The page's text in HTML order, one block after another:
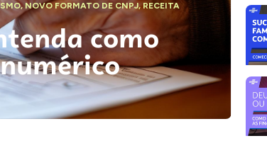
,NOVO FORMATO DE CNPJ,RECEITA
como